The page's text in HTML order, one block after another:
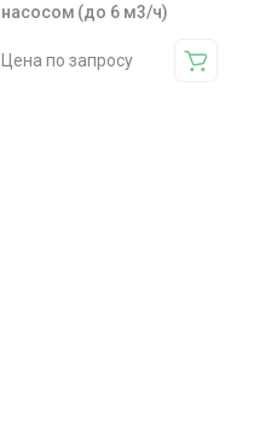
насосом (до 6 м3/ч)
Цена по запросу